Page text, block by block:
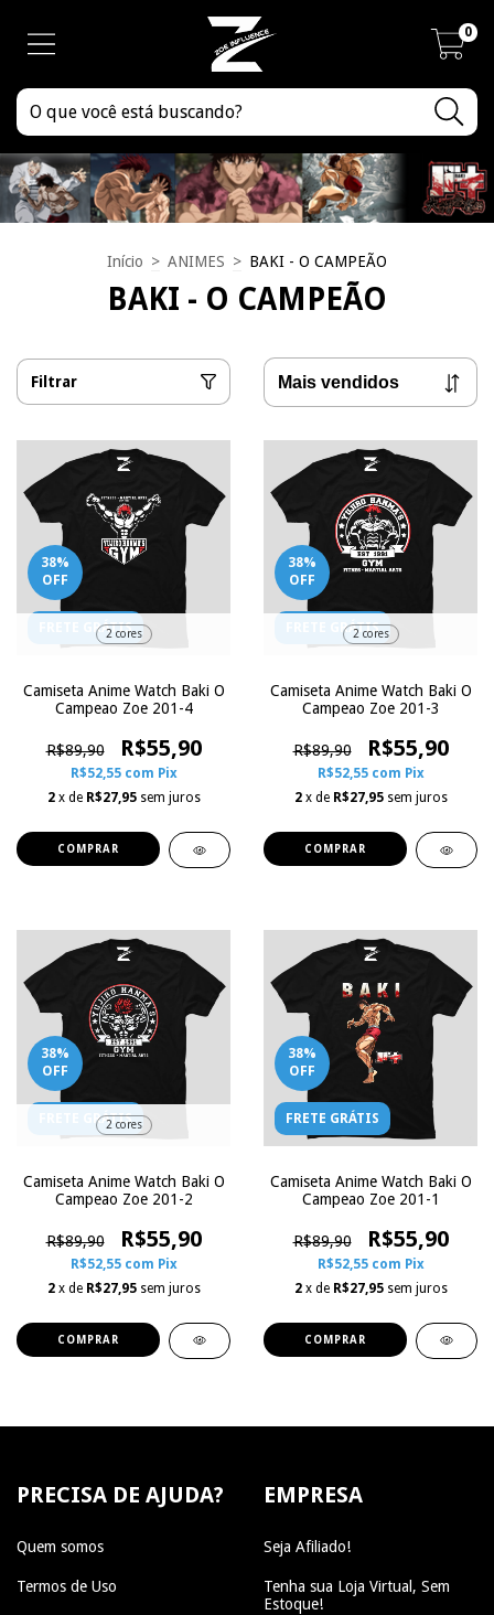
0
Início > ANIMES > BAKI - O CAMPEÃO
BAKI - O CAMPEÃO
Filtrar
38%
OFF
FRETE GRÁTIS
2 cores
Camiseta Anime Watch Baki O
Campeao Zoe 201-4
R$89,90 R$55,90
R$52,55 com Pix
2 x de R$27,95 sem juros
COMPRAR
38%
OFF
FRETE GRÁTIS
2 cores
Camiseta Anime Watch Baki O
Campeao Zoe 201-3
R$89,90 R$55,90
R$52,55 com Pix
2 x de R$27,95 sem juros
COMPRAR
38%
OFF
FRETE GRÁTIS
2 cores
Camiseta Anime Watch Baki O
Campeao Zoe 201-2
R$89,90 R$55,90
R$52,55 com Pix
2 x de R$27,95 sem juros
COMPRAR
38%
OFF
FRETE GRÁTIS
Camiseta Anime Watch Baki O
Campeao Zoe 201-1
R$89,90 R$55,90
R$52,55 com Pix
2 x de R$27,95 sem juros
COMPRAR
PRECISA DE AJUDA?
Quem somos
Termos de Uso
EMPRESA
Seja Afiliado!
Tenha sua Loja Virtual, Sem
Estoque!